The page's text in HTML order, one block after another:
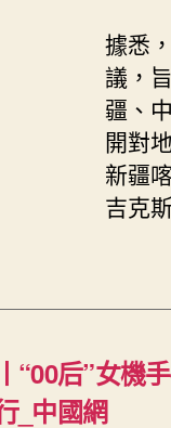
據悉
議，
疆、
開對
新疆
吉克
“00后”女
_中國網